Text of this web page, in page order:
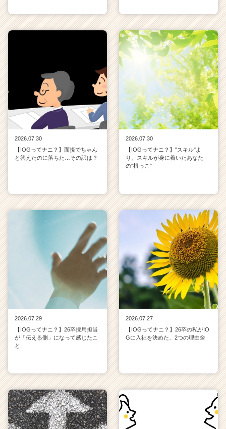
2026.07.30
【IOGってナニ？】面接でちゃん
と答えたのに落ちた…その訳は？
2026.07.30
【IOGってナニ？】"スキル"よ
り、スキルが身に着いたあなた
の"根っこ"
2026.07.29
【IOGってナニ？】26卒採用担当
が「伝える側」になって感じたこ
と
2026.07.27
【IOGってナニ？】26卒の私がIO
Gに入社を決めた、2つの理由🌼